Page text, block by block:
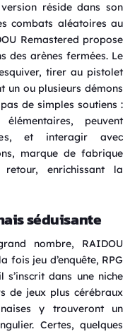
réside dans son
combats aléatoires au
Remastered propose
des arènes fermées. Le
tirer au pistolet
un ou plusieurs démons
de simples soutiens :
peuvent
et interagir avec
marque de fabrique
enrichissant la
séduisante
nombre, RAIDOU
fois jeu d’enquête, RPG
dans une niche
de jeux plus cérébraux
y trouveront un
Certes, quelques